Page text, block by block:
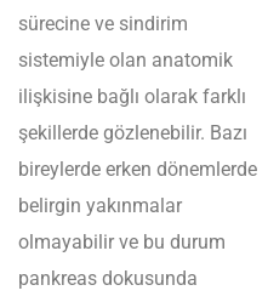
sürecine ve sindirim
sistemiyle olan anatomik
ilişkisine bağlı olarak farklı
şekillerde gözlenebilir. Bazı
bireylerde erken dönemlerde
belirgin yakınmalar
olmayabilir ve bu durum
pankreas dokusunda